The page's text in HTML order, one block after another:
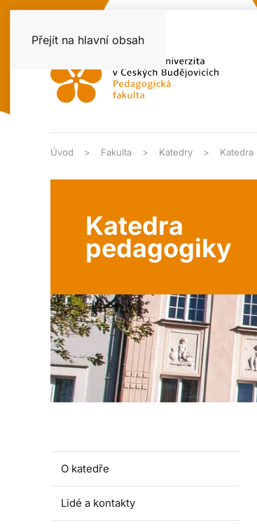
Přejít na hlavní obsah
Úvod Fakulta Katedry Katedra
Katedra
pedagogiky
O katedře
Lidé a kontakty